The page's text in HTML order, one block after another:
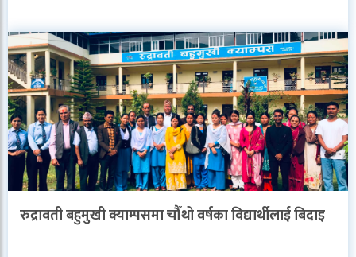
रुद्रावती बहुमुखी क्याम्पसमा चौँथो वर्षका विद्यार्थीलाई बिदाइ